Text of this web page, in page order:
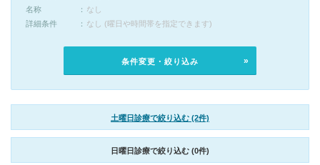
名称
なし
詳細条件
なし (曜日や時間帯を指定できます)
条件変更・絞り込み
土曜日診療で絞り込む (2件)
日曜日診療で絞り込む (0件)